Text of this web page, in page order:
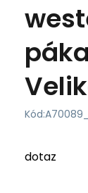
Kód:
dotaz